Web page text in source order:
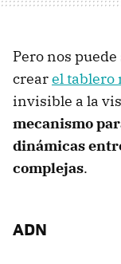
Pero nos
crearel tablero
invisible a la
mecanismo
dinámicas
complejas.
ADN